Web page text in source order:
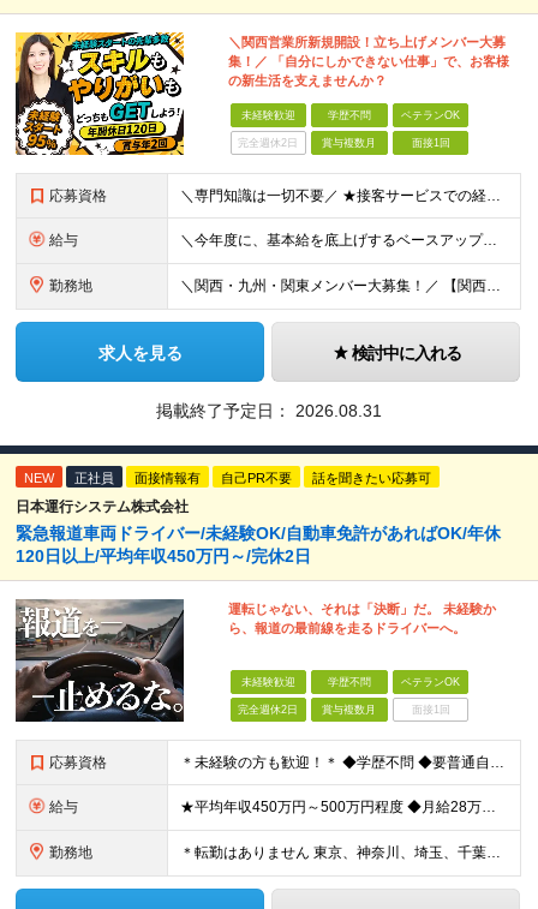
＼関西営業所新規開設！立ち上げメンバー大募
集！／ 「自分にしかできない仕事」で、お客様
の新生活を支えませんか？
未経験歓迎 学歴不問 ベテランOK
完全週休2日 賞与複数月 面接1回
応募資格 ＼専門知識は一切不要／ ★接客サービスでの経験がある方は大歓迎！ ■未経験OK ■第二新卒歓迎 ■学歴不問 ＼こんな方にぴったりです／ ◇自分にしかできない仕事で誰かを喜ばせたい方 ◇日常でも活かせ
給与 ＼今年度に、基本給を底上げするベースアップを実施！／ ◆月給23.1万～40万円＋賞与年2回＋交通費全額支給 ※経験・資格・能力等を考慮の上、当社規定により優遇します。 ※上記の金額に加えて、時間外
勤務地 ＼関西・九州・関東メンバー大募集！／ 【関西営業所】 大阪府大阪市西区西本町1-7-21 ニシモトビル703 【九州営業所】 福岡県福岡市東区千早5-13-38 LeLien香椎参道4B 【本社
求人を見る 検討中に入れる
掲載終了予定日： 2026.08.31
NEW 正社員 面接情報有 自己PR不要 話を聞きたい応募可
日本運行システム株式会社
緊急報道車両ドライバー/未経験OK/自動車免許があればOK/年休
120日以上/平均年収450万円～/完休2日
運転じゃない、それは「決断」だ。 未経験か
ら、報道の最前線を走るドライバーへ。
未経験歓迎 学歴不問 ベテランOK
完全週休2日 賞与複数月 面接1回
応募資格 ＊未経験の方も歓迎！＊ ◆学歴不問 ◆要普通自動車第一種運転免許 ◆守秘義務を守れる方 ※以下の経験が活かせます ・ホスピタリティ・マナーを大事に人と接する仕事の経験 ・整備士やディーラーなど、車
給与 ★平均年収450万円～500万円程度 ◆月給28万円～＋賞与2回＋交通費全額支給＋役職手当 ※試用期間2カ月あり（期間中の雇用形態、待遇に差異はありません） ※月給には月20時間分のみなし残業代3万
勤務地 ＊転勤はありません 東京、神奈川、埼玉、千葉県内での勤務となります ※基本的には直行直帰・配属は通いやすさを考慮します ※U・Iターン歓迎 ※東京勤務メインとなります 【本社】 東京都中央区銀座1